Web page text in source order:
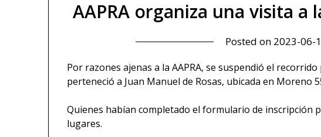
AAPRA organiza una visita a
Posted on 2023-06-
Por razones ajenas a la AAPRA, se suspendió el
perteneció a Juan Manuel de Rosas, ubicada en Moreno
Quienes habían completado el formulario de inscripción
lugares.